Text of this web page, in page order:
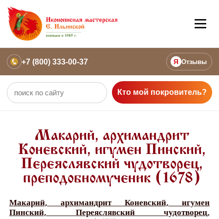
+7 (800) 333-00-37 Я Отзывы
Кто мой покровитель?
Макарий, архимандрит
Коневский, игумен Пинский,
Переяслявский чудотворец,
преподобномученик (1678)
Макарий, архимандрит Коневский, игумен
Пинский, Переяслявский чудотворец,